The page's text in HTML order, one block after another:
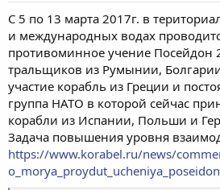
С 5 по 13 марта 2017г. в
и международных водах
противоминное учение Посейдон
тральщиков из Румынии,
участие корабль из Греции и
группа НАТО в которой сейчас
корабли из Испании, Польши и
Задача повышения уровня
https://www.korabel.ru/news/